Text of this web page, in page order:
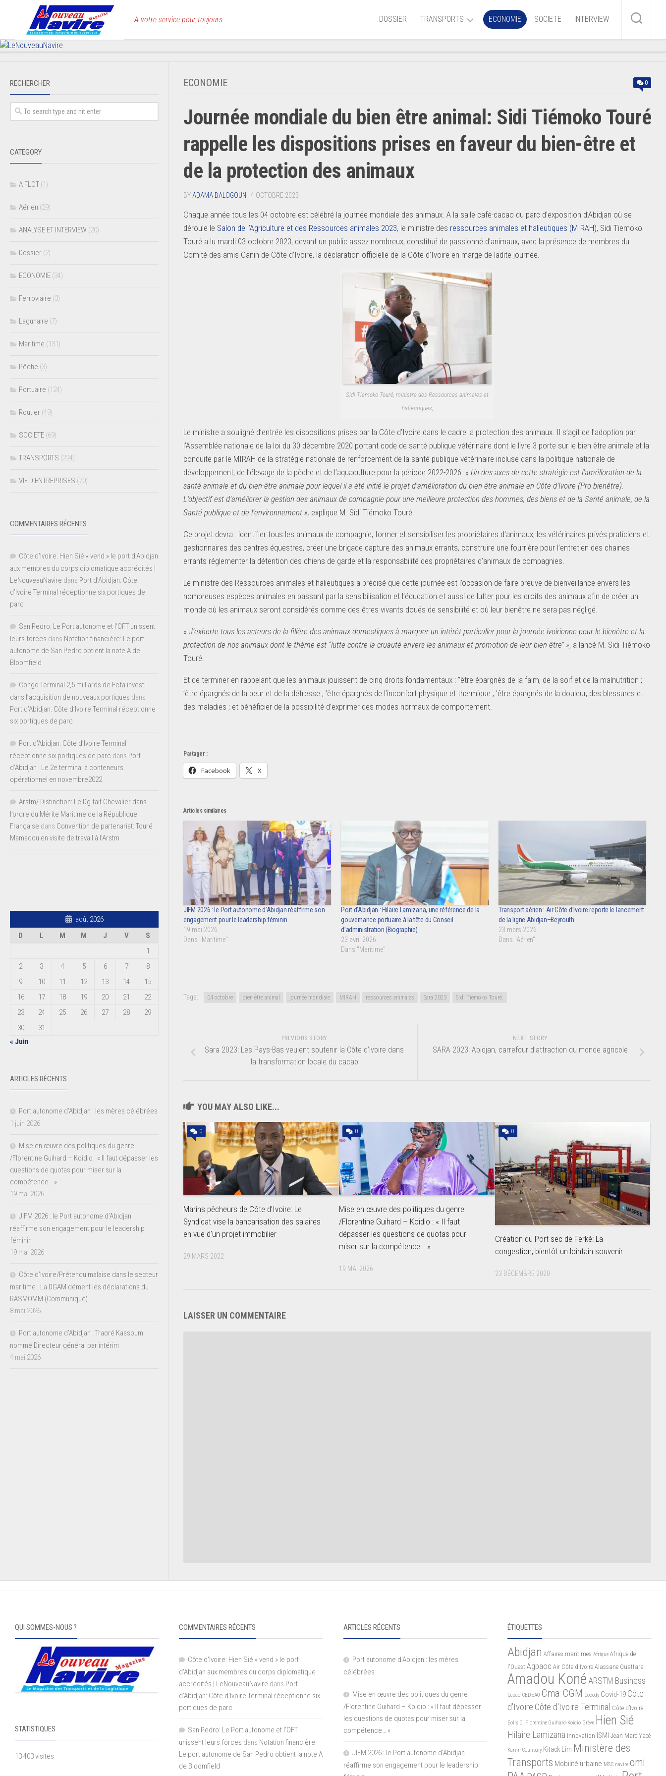
A votre service pour toujours. DOSSIER TRANSPORTS
Aérien
Routier
Lagunaire
ECONOMIE SOCIETE INTERVIEW
ECONOMIE 0
Journée mondiale du bien être animal: Sidi Tiémoko Touré
rappelle les dispositions prises en faveur du bien-être et
de la protection des animaux
BY ADAMA BALOGOUN · 4 OCTOBRE 2023
Chaque année tous les 04 octobre est célébré la journée mondiale des animaux. A la salle café-cacao du parc d’exposition d’Abidjan où se
déroule le Salon de l’Agriculture et des Ressources animales 2023, le ministre des ressources animales et halieutiques (MIRAH), Sidi Tiemoko
Touré a lu mardi 03 octobre 2023, devant un public assez nombreux, constitué de passionné d’animaux, avec la présence de membres du
Comité des amis Canin de Côte d’Ivoire, la déclaration officielle de la Côte d’Ivoire en marge de ladite journée.
Sidi Tiemoko Touré, ministre des Ressources animales et
halieutiques,
Le ministre a souligné d’entrée les dispositions prises par la Côte d’Ivoire dans le cadre la protection des animaux. Il s’agit de l’adoption par
l’Assemblée nationale de la loi du 30 décembre 2020 portant code de santé publique vétérinaire dont le livre 3 porte sur le bien être animale et la
conduite par le MIRAH de la stratégie nationale de renforcement de la santé publique vétérinaire incluse dans la politique nationale de
développement, de l’élevage de la pêche et de l’aquaculture pour la période 2022-2026. « Un des axes de cette stratégie est l’amélioration de la
santé animale et du bien-être animale pour lequel il a été initié le projet d’amélioration du bien être animale en Côte d’Ivoire (Pro bienêtre).
L’objectif est d’améliorer la gestion des animaux de compagnie pour une meilleure protection des hommes, des biens et de la Santé animale, de la
Santé publique et de l’environnement », explique M. Sidi Tiémoko Touré.
Ce projet devra : identifier tous les animaux de compagnie, former et sensibiliser les propriétaires d’animaux, les vétérinaires privés praticiens et
gestionnaires des centres équestres, créer une brigade capture des animaux errants, construire une fourrière pour l’entretien des chaines
errants réglementer la détention des chiens de garde et la responsabilité des propriétaires d’animaux de compagnies.
Le ministre des Ressources animales et halieutiques a précisé que cette journée est l’occasion de faire preuve de bienveillance envers les
nombreuses espèces animales en passant par la sensibilisation et l’éducation et aussi de lutter pour les droits des animaux afin de créer un
monde où les animaux seront considérés comme des êtres vivants doués de sensibilité et où leur bienêtre ne sera pas négligé.
« J’exhorte tous les acteurs de la filière des animaux domestiques à marquer un intérêt particulier pour la journée ivoirienne pour le bienêtre et la
protection de nos animaux dont le thème est ‘‘lutte contre la cruauté envers les animaux et promotion de leur bien être’’ », a lancé M. Sidi Tiémoko
Touré.
Et de terminer en rappelant que les animaux jouissent de cinq droits fondamentaux : ‘’être épargnés de la faim, de la soif et de la malnutrition ;
’être épargnés de la peur et de la détresse ; ’être épargnés de l’inconfort physique et thermique ; ’être épargnés de la douleur, des blessures et
des maladies ; et bénéficier de la possibilité d’exprimer des modes normaux de comportement.
Partager :
Facebook X
Articles similaires
JIFM 2026 : le Port autonome d’Abidjan réaffirme son
engagement pour le leadership féminin
19 mai 2026
Dans "Maritime"
Port d’Abidjan : Hilaire Lamizana, une référence de la
gouvernance portuaire à la tête du Conseil
d’administration (Biographie)
23 avril 2026
Dans "Maritime"
Transport aérien : Air Côte d’Ivoire reporte le lancement
de la ligne Abidjan–Beyrouth
23 mars 2026
Dans "Aérien"
Tags: 04 octobre bien être animal journée mondiale MIRAH ressources animales Sara 2023 Sidi Tiémoko Touré.
NEXT STORY
SARA 2023: Abidjan, carrefour d’attraction du monde agricole
PREVIOUS STORY
Sara 2023: Les Pays-Bas veulent soutenir la Côte d’Ivoire dans
la transformation locale du cacao
YOU MAY ALSO LIKE...
0
Marins pêcheurs de Côte d’Ivoire: Le
Syndicat vise la bancarisation des salaires
en vue d’un projet immobilier
29 MARS 2022
0
Mise en œuvre des politiques du genre
/Florentine Guihard – Koidio : « Il faut
dépasser les questions de quotas pour
miser sur la compétence… »
19 MAI 2026
0
Création du Port sec de Ferké: La
congestion, bientôt un lointain souvenir
23 DÉCEMBRE 2020
LAISSER UN COMMENTAIRE
RECHERCHER
CATEGORY
A FLOT (1)
Aérien (29)
ANALYSE ET INTERVIEW (20)
Dossier (2)
ECONOMIE (34)
Ferroviaire (3)
Lagunaire (7)
Maritime (131)
Pêche (3)
Portuaire (124)
Routier (49)
SOCIETE (69)
TRANSPORTS (224)
VIE D’ENTREPRISES (70)
COMMENTAIRES RÉCENTS
Côte d'Ivoire: Hien Sié « vend » le port d'Abidjan
aux membres du corps diplomatique accrédités |
LeNouveauNavire dans Port d’Abidjan: Côte
d’Ivoire Terminal réceptionne six portiques de
parc
San Pedro: Le Port autonome et l’OFT unissent
leurs forces dans Notation financière: Le port
autonome de San Pedro obtient la note A de
Bloomfield
Congo Terminal 2,5 milliards de Fcfa investi
dans l’acquisition de nouveaux portiques dans
Port d’Abidjan: Côte d’Ivoire Terminal réceptionne
six portiques de parc
Port d'Abidjan: Côte d’Ivoire Terminal
réceptionne six portiques de parc dans Port
d’Abidjan : Le 2e terminal à conteneurs
opérationnel en novembre2022
Arstm/ Distinction: Le Dg fait Chevalier dans
l’ordre du Mérite Maritime de la République
Française dans Convention de partenariat: Touré
Mamadou en visite de travail à l’Arstm
août 2026
D
L M M J V
S
1
2
3 4 5 6 7
8
9
10 11 12 13 14
15
16
17 18 19 20 21
22
23
24 25 26 27 28
29
30
31
« Juin
ARTICLES RÉCENTS
Port autonome d’Abidjan : les mères célébrées
1 juin 2026
Mise en œuvre des politiques du genre
/Florentine Guihard – Koidio : « Il faut dépasser les
questions de quotas pour miser sur la
compétence… »
19 mai 2026
JIFM 2026 : le Port autonome d’Abidjan
réaffirme son engagement pour le leadership
féminin
19 mai 2026
Côte d’Ivoire/Prétendu malaise dans le secteur
maritime : La DGAM dément les déclarations du
RASMOMM (Communiqué)
8 mai 2026
Port autonome d’Abidjan : Traoré Kassoum
nommé Directeur général par intérim
4 mai 2026
QUI SOMMES-NOUS ?
STATISTIQUES
13 403 visites
COMMENTAIRES RÉCENTS
Côte d'Ivoire: Hien Sié « vend » le port
d'Abidjan aux membres du corps diplomatique
accrédités | LeNouveauNavire dans Port
d’Abidjan: Côte d’Ivoire Terminal réceptionne six
portiques de parc
San Pedro: Le Port autonome et l’OFT
unissent leurs forces dans Notation financière:
Le port autonome de San Pedro obtient la note A
de Bloomfield
ARTICLES RÉCENTS
Port autonome d’Abidjan : les mères
célébrées
Mise en œuvre des politiques du genre
/Florentine Guihard – Koidio : « Il faut dépasser
les questions de quotas pour miser sur la
compétence… »
JIFM 2026 : le Port autonome d’Abidjan
réaffirme son engagement pour le leadership
ÉTIQUETTES
Abidjan Affaires maritimes Afrique Afrique de
l'Ouest Agpaoc Air Côte d'Ivoire Alassane Ouattara
Amadou Koné ARSTM Business
Cacao CEDEAO Cma CGM Cocody Covid-19 Côte
d'Ivoire Côte d'Ivoire Terminal Côte d’Ivoire
Eolis CI Florentine Guihard-Koidio Grève Hien Sié
Hilaire Lamizana Innovation ISMI Jean Marc Yacé
Karim Coulibaly Kitack Lim Ministère des
Transports Mobilité urbaine MSC navire omi